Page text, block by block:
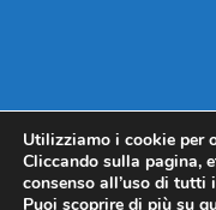
Utilizziamo i cookie per
Cliccando sulla pagina,
consenso all’uso di tutti
Puoi scoprire di più su